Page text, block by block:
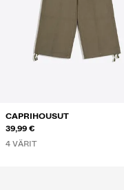
CAPRIHOUSUT
39,99 €
4 VÄRIT